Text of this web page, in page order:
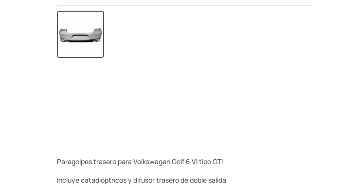
Paragolpes trasero para Volkswagen Golf 6 VI tipo GTI
Incluye catadióptricos y difusor trasero de doble salida